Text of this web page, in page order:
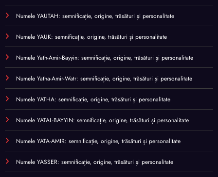
Numele YAUTAH: semnificație, origine, trăsături și personalitate
Numele YAUK: semnificație, origine, trăsături și personalitate
Numele Yath-Amir-Bayyin: semnificație, origine, trăsături și personalitate
Numele Yatha-Amir-Watr: semnificație, origine, trăsături și personalitate
Numele YATHA: semnificație, origine, trăsături și personalitate
Numele YATAL-BAYYIN: semnificație, origine, trăsături și personalitate
Numele YATA-AMIR: semnificație, origine, trăsături și personalitate
Numele YASSER: semnificație, origine, trăsături și personalitate